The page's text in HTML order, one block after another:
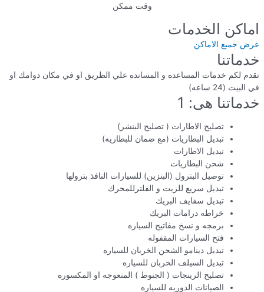
وقت ممكن
اماكن الخدمات
عرض جميع الاماكن
خدماتنا
نقدم لكم خدمات المساعده و المسانده علي الطريق او في مكان دوامك او
في البيت (24 ساعه)
خدماتنا هى: 1
تصليح الاطارات ( تصليح البنشر)
تبديل البطاريات (مع ضمان للبطاريه)
تبديل الاطارات
شحن البطاريات
توصيل البترول (البنزين) للسيارات النافذ بترولها
تبديل سريع للزيت و الفلترللمحرك
تبديل سفايف البريك
خراطه درامات البريك
برمجه و نسخ مفاتيح السياره
فتح السيارات المقفوله
تبديل دينامو الشحن الخربان للسياره
تبديل السيلف الخربان للسياره
تصليح الرينجات ( الجنوط ) المنعوجه او المكسوره
الصيانات الدوريه للسياره